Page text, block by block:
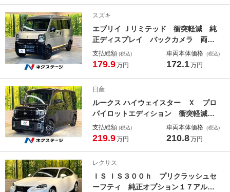
イ 禁煙車
スズキ
エブリイ Ｊリミテッド 衝突軽減 純
正ディスプレイ バックカメラ 両側
電動ドア シートヒーター リアコー
ナーセンサー ＥＴＣ ＬＥＤヘッ
トップ 禁煙車
支払総額 (税込)
179.9万円
車両本体価格 (税込)
172.1万円
日産
ルークス ハイウェイスター Ｘ プロ
パイロットエディション 衝突軽減
純正９型ディスプレイ 全周囲カメ
ラ 両側電動ドア プロパイロット
Ｃ タッチパネル式オートエアコン
車線逸脱警報 禁煙車
支払総額 (税込)
219.9万円
車両本体価格 (税込)
210.8万円
レクサス
ＩＳ ＩＳ３００ｈ プリクラッシュセ
ーフティ 純正オプション１７アル